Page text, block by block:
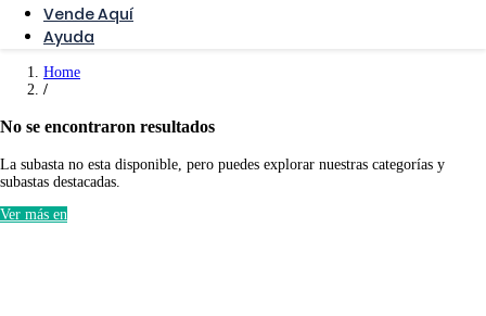
Vende Aquí
Ayuda
Home
No se encontraron resultados
La subasta no esta disponible, pero puedes explorar nuestras categorías y
subastas destacadas.
Ver más en